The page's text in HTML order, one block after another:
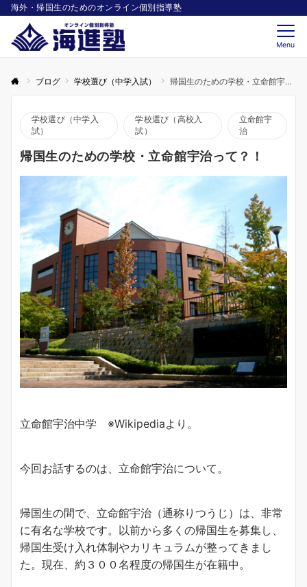
海外・帰国生のためのオンライン個別指導塾
Menu
ブログ 学校選び（中学入試） 帰国生のための学校・立命館宇治って？！
学校選び（中学入
試）
学校選び（高校入
試）
立命館宇
治
帰国生のための学校・立命館宇治って？！
立命館宇治中学 ※Wikipediaより。
今回お話するのは、立命館宇治について。
帰国生の間で、立命館宇治（通称りつうじ）は、非常
に有名な学校です。以前から多くの帰国生を募集し、
帰国生受け入れ体制やカリキュラムが整ってきまし
た。現在、約３００名程度の帰国生が在籍中。